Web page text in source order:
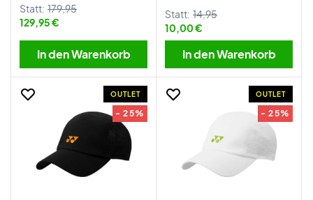
Statt: 179,95
129,95 €
In den Warenkorb
Statt: 14,95
10,00 €
In den Warenkorb
OUTLET
- 25%
OUTLET
- 25%